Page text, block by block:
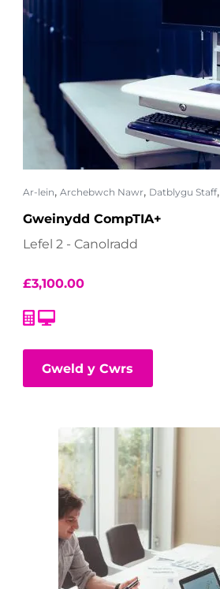
Ar-lein, Archebwch Nawr, Datblygu Staff,
Gweinydd CompTIA+
Lefel 2 - Canolradd
£3,100.00
Gweld y Cwrs